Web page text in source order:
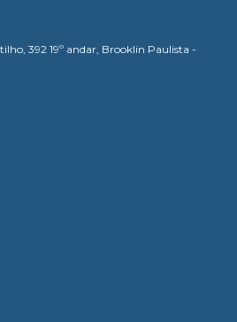
392 19º andar, Brooklin Paulista -